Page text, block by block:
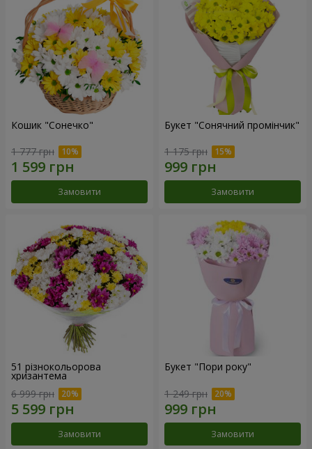
Кошик "Сонечко"
1 777 грн
Замовити
Букет "Сонячний промінчик"
1 175 грн
Замовити
51 різнокольорова
хризантема
6 999 грн
Замовити
Букет "Пори року"
1 249 грн
Замовити